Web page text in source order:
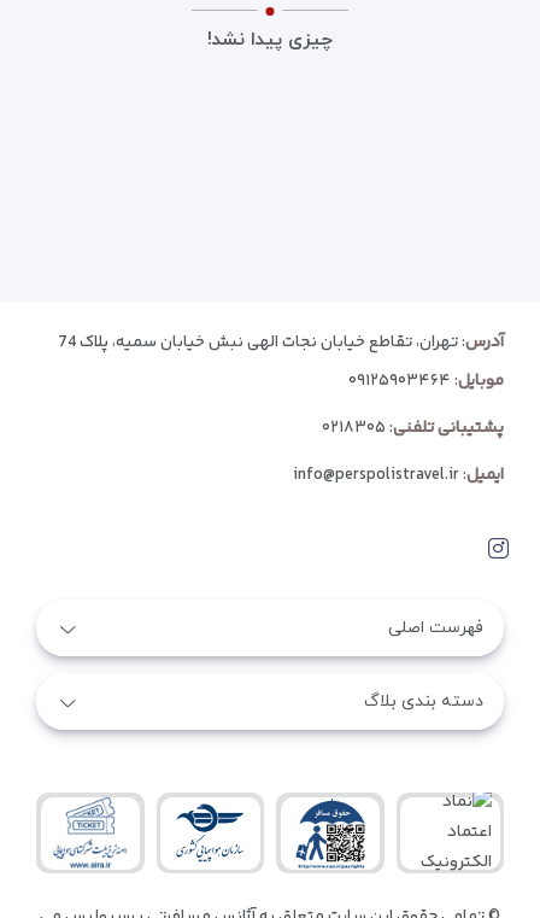
چیزی پیدا نشد!
آدرس: تهران، تقاطع خیابان نجات الهی نبش خیابان سمیه، پلاک 74
موبایل:۰۹۱۲۵۹۰۳۴۶۴
پشتیبانی تلفنی:۰۲۱۸۳۰۵
ایمیل:
info@perspolistravel.ir
فهرست اصلی
دسته بندی بلاگ